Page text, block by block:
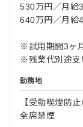
530万円／月給
640万円／月給
※試用期間3ヶ
※残業代別途支
勤務地
【受動喫煙防
全席禁煙